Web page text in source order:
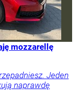
mozzarellę
Jeden
naprawdę